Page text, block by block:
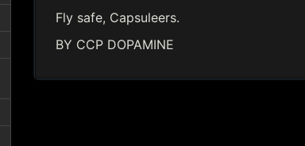
Fly safe, Capsuleers.
BY CCP DOPAMINE